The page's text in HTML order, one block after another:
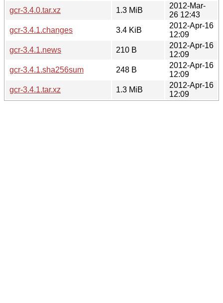
gcr-3.4.0.tar.xz
1.3 MiB
2012-Mar-
26 12:43
gcr-3.4.1.changes
3.4 KiB
2012-Apr-16
12:09
gcr-3.4.1.news
210 B
2012-Apr-16
12:09
gcr-3.4.1.sha256sum
248 B
2012-Apr-16
12:09
gcr-3.4.1.tar.xz
1.3 MiB
2012-Apr-16
12:09